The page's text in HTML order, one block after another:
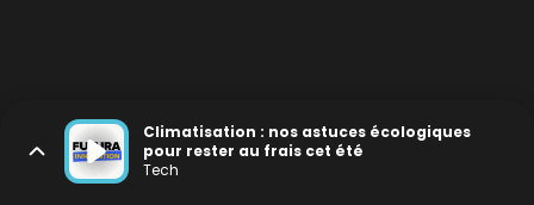
Climatisation : nos astuces écologiques
pour rester au frais cet été
Tech